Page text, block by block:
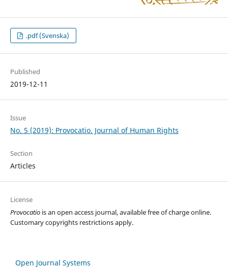
.pdf (Svenska)
Published
2019-12-11
Issue
No. 5 (2019): Provocatio. Journal of Human Rights
Section
Articles
License
Provocatiois an open access journal, available free of charge online.
Customary copyrights restrictions apply.
Open Journal Systems